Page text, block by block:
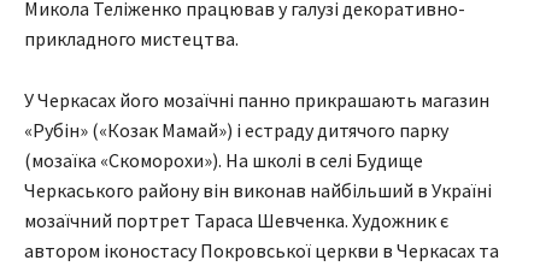
Микола Теліженко працював у галузі декоративно-
прикладного мистецтва.
У Черкасах його мозаїчні панно прикрашають магазин
«Рубін» («Козак Мамай») і естраду дитячого парку
(мозаїка «Скоморохи»). На школі в селі Будище
Черкаського району він виконав найбільший в Україні
мозаїчний портрет Тараса Шевченка. Художник є
автором іконостасу Покровської церкви в Черкасах та